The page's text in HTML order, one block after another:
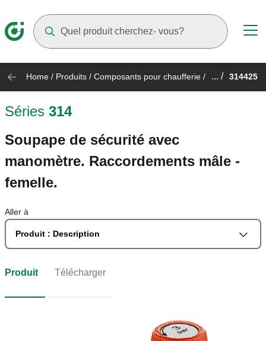
Home / Produits / Composants pour chaufferie / ... / 314425
Séries 314
Soupape de sécurité avec
manomètre. Raccordements mâle -
femelle.
Aller à
Produit : Description
Produit Télécharger